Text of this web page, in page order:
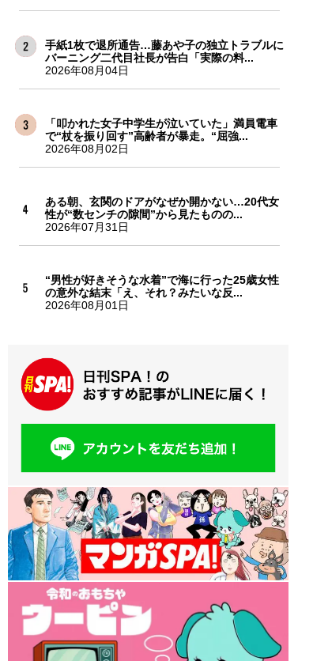
手紙1枚で退所通告…藤あや子の独立トラブルに
バーニング二代目社長が告白「実際の料...
2026年08月04日
「叩かれた女子中学生が泣いていた」満員電車
で“杖を振り回す”高齢者が暴走。“屈強...
2026年08月02日
ある朝、玄関のドアがなぜか開かない…20代女
性が“数センチの隙間”から見たものの...
2026年07月31日
“男性が好きそうな水着”で海に行った25歳女性
の意外な結末「え、それ？みたいな反...
2026年08月01日